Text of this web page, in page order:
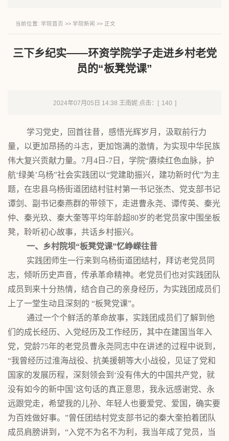
当前位置: 学院首页 >> 学院新闻 >> 正文
三下乡纪实——环资学院学子走进乡村老党
员的“板凳党课”
2024年07月05日 14:38 王南妮 点击：[ 140 ]
学习党史，回首往昔，感悟光辉岁月，汲取前行力
量，以更加昂扬的斗志，更加饱满的激情，为实现中华民族
伟大复兴贡献力量。 7月4日-7 日，学院“赓续红色血脉，护
航‘绿美’乌杨”社会实践团以“党建助振兴，建功新时代”为主
题，在忠县乌杨街道团结村驻村第一书记张杰、党支部书记
谭剑、副书记秦燕群的带领下，走进曹永尧、谭传英、秦光
仲、秦光玖、秦大奎等平均年龄超80岁的老党员家中围坐板
凳，聆听初心故事，共话乡村振兴。
一、乡村院坝“板凳党课”忆峥嵘往昔
实践团师生一行来到乌杨街道团结村，拜访老党员同
志，倾听历史声音，传承革命精神。老党员们也对实践团队
成员到来十分热情，结合自己的亲身经历，为实践团成员们
上了一堂生动且深刻的 “板凳党课”。
通过一个个鲜活的革命故事，实践团成员们了解到他
们的成长经历、入党经历及工作经历，其中在建国当年入
党，党龄75年的老党员曹永尧同志中在讲述的过程中说到，
“我曾经历过淮海战役、抗美援朝等大小战役，见证了党和
国家的发展历程，深刻领会到‘没有伟大的中国共产党，就
没有如今的新中国’这句话的真正意思，我永远感谢党、永
远跟党走，希望我的儿孙、年轻人也要爱党、爱国，确实要
为百姓做好事。”曾任团结村党支部书记的秦大奎拍着团队
成员肩膀讲到，“入党不为名不为利，我当年成了党员，当